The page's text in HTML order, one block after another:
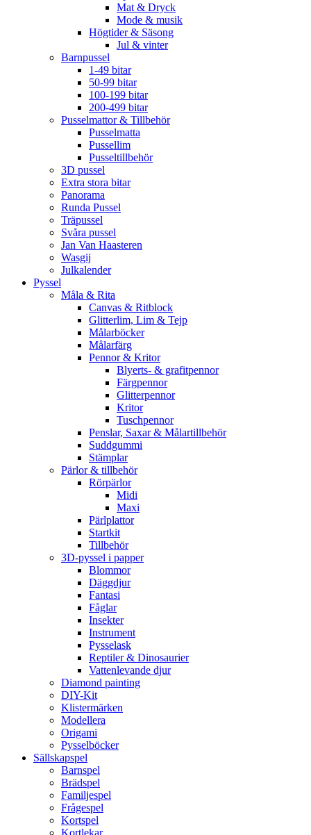
Mat & Dryck
Mode & musik
Högtider & Säsong
Jul & vinter
Barnpussel
1-49 bitar
50-99 bitar
100-199 bitar
200-499 bitar
Pusselmattor & Tillbehör
Pusselmatta
Pussellim
Pusseltillbehör
3D pussel
Extra stora bitar
Panorama
Runda Pussel
Träpussel
Svåra pussel
Jan Van Haasteren
Wasgij
Julkalender
Pyssel
Måla & Rita
Canvas & Ritblock
Glitterlim, Lim & Tejp
Målarböcker
Målarfärg
Pennor & Kritor
Blyerts- & grafitpennor
Färgpennor
Glitterpennor
Kritor
Tuschpennor
Penslar, Saxar & Målartillbehör
Suddgummi
Stämplar
Pärlor & tillbehör
Rörpärlor
Midi
Maxi
Pärlplattor
Startkit
Tillbehör
3D-pyssel i papper
Blommor
Däggdjur
Fantasi
Fåglar
Insekter
Instrument
Pysselask
Reptiler & Dinosaurier
Vattenlevande djur
Diamond painting
DIY-Kit
Klistermärken
Modellera
Origami
Pysselböcker
Sällskapspel
Barnspel
Brädspel
Familjespel
Frågespel
Kortspel
Kortlekar